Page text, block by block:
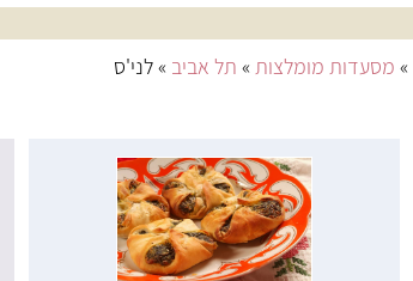
» מסעדות מומלצות» תל אביב » לני'ס